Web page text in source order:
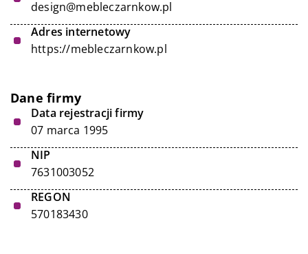
design@mebleczarnkow.pl
Adres internetowy
https://mebleczarnkow.pl
Dane firmy
Data rejestracji firmy
07 marca 1995
NIP
7631003052
REGON
570183430